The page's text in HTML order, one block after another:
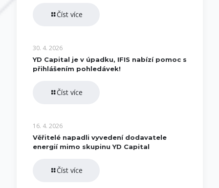
Číst více
30. 4. 2026
YD Capital je v úpadku, IFIS nabízí pomoc s
přihlášením pohledávek!
Číst více
16. 4. 2026
Věřitelé napadli vyvedení dodavatele
energií mimo skupinu YD Capital
Číst více